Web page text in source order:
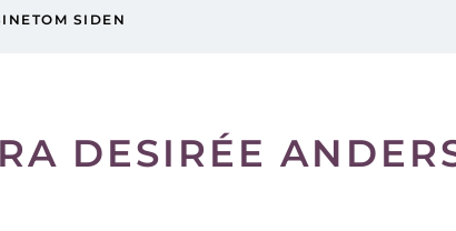
OM SIDEN
DESIRÉE